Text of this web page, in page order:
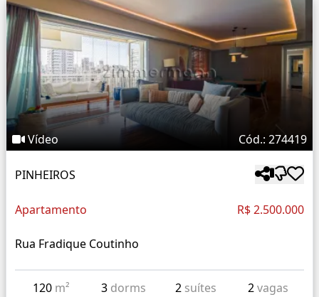
Vídeo Cód.: 274419
PINHEIROS
Apartamento R$ 2.500.000
Rua Fradique Coutinho
120 m² 3 dorms 2 suítes 2vagas